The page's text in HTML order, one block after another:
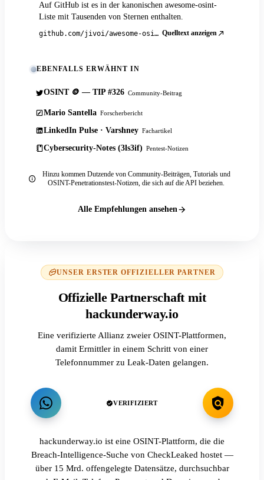
Auf GitHub ist es in der kanonischen awesome-osint-
Liste mit Tausenden von Sternen enthalten.
github.com/jivoi/awesome-osint Quelltext anzeigen
EBENFALLS ERWÄHNT IN
OSINT 🪙 — TIP #326 Community-Beitrag
Mario Santella Forscherbericht
LinkedIn Pulse · Varshney Fachartikel
Cybersecurity-Notes (3ls3if) Pentest-Notizen
Hinzu kommen Dutzende von Community-Beiträgen, Tutorials und
OSINT-Penetrationstest-Notizen, die sich auf die API beziehen.
Alle Empfehlungen ansehen
UNSER ERSTER OFFIZIELLER PARTNER
Offizielle Partnerschaft mit
hackunderway.io
Eine verifizierte Allianz zweier OSINT-Plattformen,
damit Ermittler in einem Schritt von einer
Telefonnummer zu Leak-Daten gelangen.
VERIFIZIERT
hackunderway.io ist eine OSINT-Plattform, die die
Breach-Intelligence-Suche von CheckLeaked hostet —
über 15 Mrd. offengelegte Datensätze, durchsuchbar